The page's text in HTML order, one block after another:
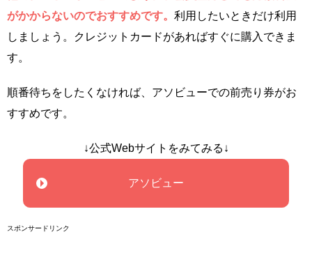
がかからないのでおすすめです。 利用したいときだけ利用
しましょう。クレジットカードがあればすぐに購入できま
す。
順番待ちをしたくなければ、アソビューでの前売り券がお
すすめです。
↓公式Webサイトをみてみる↓
アソビュー
スポンサードリンク